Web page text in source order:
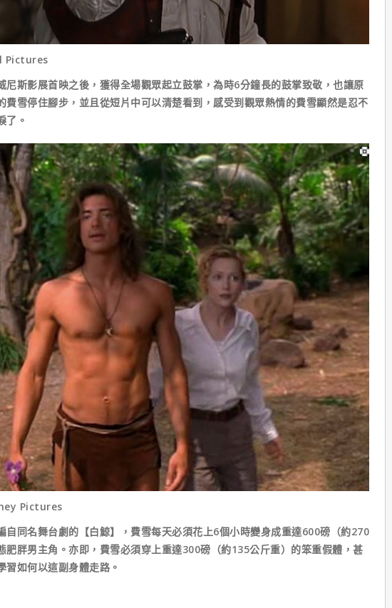
Pictures
尼斯影展首映之後，獲得全場觀眾起立鼓掌，為時6分鐘長的鼓掌致敬，也讓原
費雪停住腳步，並且從短片中可以清楚看到，感受到觀眾熱情的費雪顯然是忍不
了。
Pictures
自同名舞台劇的【白鯨】，費雪每天必須花上6個小時變身成重達600磅（約270
肥胖男主角。亦即，費雪必須穿上重達300磅（約135公斤重）的笨重假體，甚
習如何以這副身體走路。